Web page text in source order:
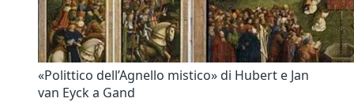
«Polittico dell’Agnello mistico» di Hubert e Jan
van Eyck a Gand